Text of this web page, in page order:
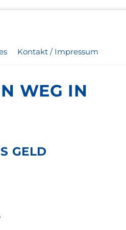
Kontakt / Impressum
WEG IN
GELD